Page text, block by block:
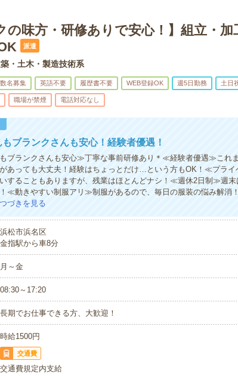
の味方・研修ありで安心！】組立・
派遣
・土木・製造技術系
名募集 英語不要 履歴書不要 WEB登録OK 週5日勤務 土日
職場が禁煙 電話対応なし
ブランクさんも安心！経験者優遇！
ブランクさんも安心≫丁寧な事前研修あり＊≪経験者優遇≫これ
あっても大丈夫！経験はちょっとだけ…という方もOK！≪プラ
することもありますが、残業はほとんどナシ！≪週休2日制≫週
≪動きやすい制服アリ≫制服があるので、毎日の服装の悩み解消
つづきを見る
浜松市浜名区
金指駅から車8分
月～金
08:30～17:20
長期でお仕事できる方、大歓迎！
時給1500円
交通費
交通費規定内支給